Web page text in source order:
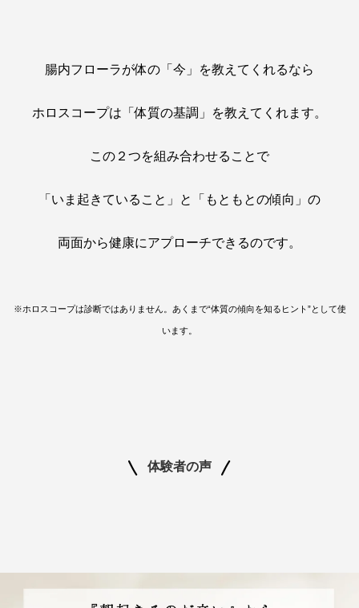
腸内フローラが体の「今」を教えてくれるなら
ホロスコープは「体質の基調」を教えてくれます。
この２つを組み合わせることで
「いま起きていること」と「もともとの傾向」の
両面から健康にアプローチできるのです。
※ホロスコープは診断ではありません。あくまで“体質の傾向を知るヒント”として使
います。
体験者の声